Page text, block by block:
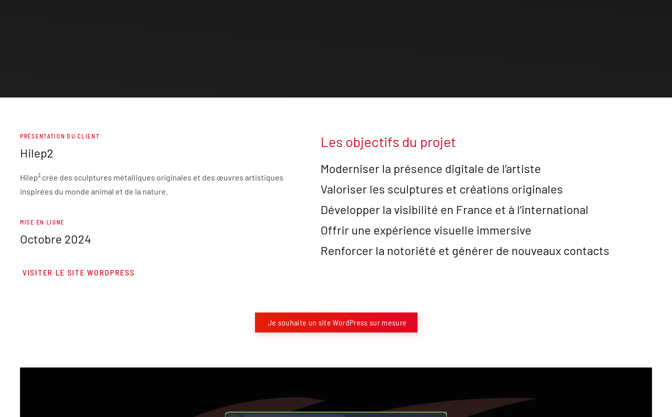
PRÉSENTATION DU CLIENT
Hilep2
Hilep² crée des sculptures métalliques originales et des œuvres artistiques
inspirées du monde animal et de la nature.
MISE EN LIGNE
Octobre 2024
VISITER LE SITE WORDPRESS
Les objectifs du projet
Moderniser la présence digitale de l’artiste
Valoriser les sculptures et créations originales
Développer la visibilité en France et à l’international
Offrir une expérience visuelle immersive
Renforcer la notoriété et générer de nouveaux contacts
Je souhaite un site WordPress sur mesure